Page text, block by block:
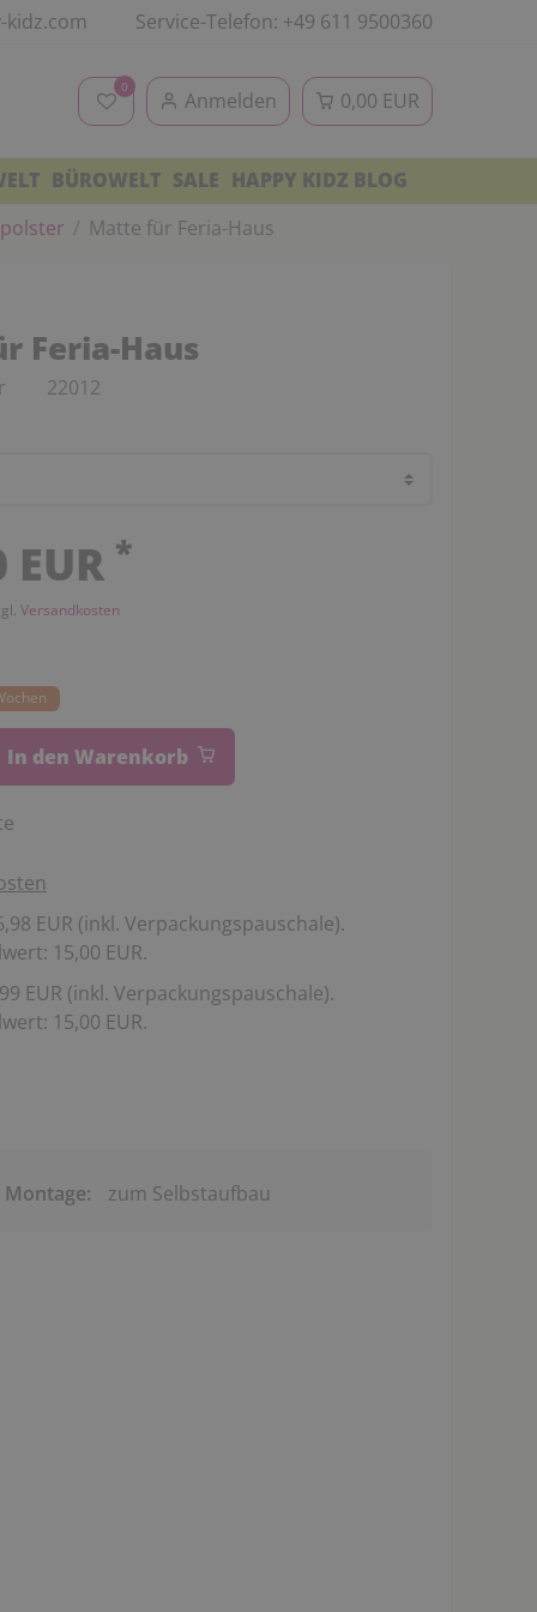
kidz.com Service-Telefon: +49 611 9500360
0
Anmelden 0,00 EUR
BÜROWELT SALE HAPPY KIDZ BLOG
Matte für Feria-Haus
Feria-Haus
22012
EUR *
Versandkosten
In den Warenkorb
EUR (inkl. Verpackungspauschale).
15,00 EUR.
EUR (inkl. Verpackungspauschale).
15,00 EUR.
zum Selbstaufbau